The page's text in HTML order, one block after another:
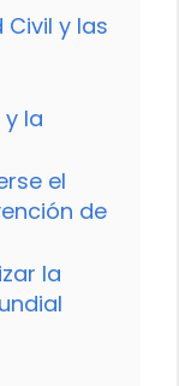
Civil y las
la
el
de
la